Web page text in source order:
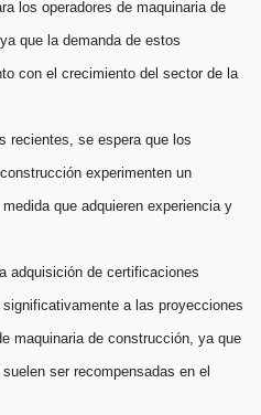
los operadores de maquinaria de
que la demanda de estos
con el crecimiento del sector de la
recientes, se espera que los
experimenten un
que adquieren experiencia y
adquisición de certificaciones
a las proyecciones
maquinaria de construcción, ya que
ser recompensadas en el